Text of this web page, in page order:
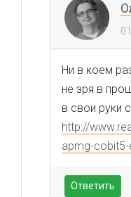
Ни в коем
не зря в
в свои руки
http://
apmg-
Ответить